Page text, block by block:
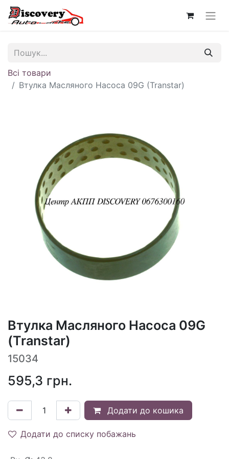
Всі товари
Втулка Масляного Насоса 09G (Transtar)
Втулка Масляного Насоса 09G
(Transtar)
15034
595,3 грн.
Додати до кошика
Додати до списку побажань